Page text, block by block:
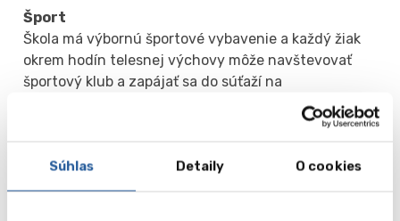
Súhlas Detaily O cookies
Šport
Škola má výbornú športové vybavenie a každý žiak
okrem hodín telesnej výchovy môže navštevovať
športový klub a zapájať sa do súťaží na
Žiaci majú k dispozícii: 25-metrový plavecký bazén,
tenisové kurty, 6 bedmintonových kurtov, atletický
štadión, volejbalové a basketbalové ihrisko.